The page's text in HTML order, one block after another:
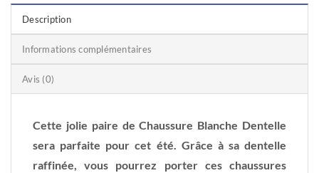
Description
Informations complémentaires
Avis (0)
Cette jolie paire de Chaussure Blanche Dentelle
sera parfaite pour cet été. Grâce à sa dentelle
raffinée, vous pourrez porter ces chaussures